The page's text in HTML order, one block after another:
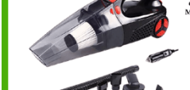
27.000 CFA.22.000 CFA.